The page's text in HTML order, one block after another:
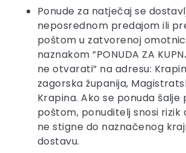
Ponude za natječaj se
neposrednom predajom ili
poštom u zatvorenoj
naznakom ”PONUDA ZA
ne otvarati” na adresu:
zagorska županija,
Krapina. Ako se ponuda
poštom, ponuditelj snosi rizik
ne stigne do naznačenog
dostavu.